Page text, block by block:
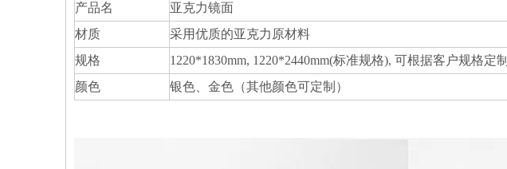
产品名
亚克力镜面
材质
采用优质的亚克力原材料
规格
1220*1830mm, 1220*2440mm(标准规格), 可根据客户规格定制
颜色
银色、金色（其他颜色可定制）